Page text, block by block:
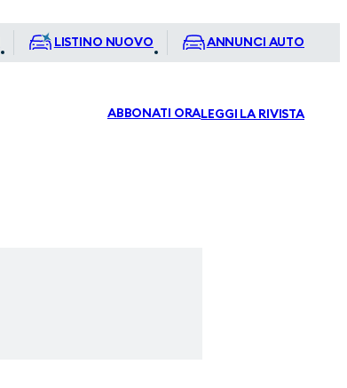
LISTINO NUOVO ANNUNCI AUTO
ABBONATI ORALEGGI LA RIVISTA